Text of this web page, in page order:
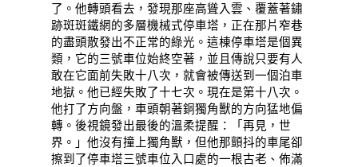
了。他轉頭看去，發現那座高聳入雲、覆蓋著鏽
跡斑斑鐵網的多層機械式停車塔，正在那片窄巷
的盡頭散發出不正常的綠光。這棟停車塔是個異
類，它的三號車位始終空著，並且傳說只要有人
敢在它面前失敗十八次，就會被傳送到一個泊車
地獄。他已經失敗了十七次。現在是第十八次。
他打了方向盤，車頭朝著銅獨角獸的方向猛地偏
轉。後視鏡發出最後的溫柔提醒：「再見，世
界。」他沒有撞上獨角獸，但他那顫抖的車尾卻
擦到了停車塔三號車位入口處的一根古老、佈滿